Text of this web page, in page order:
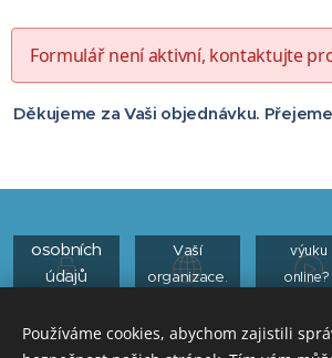
Formulář není aktivní, kontaktujte
Děkujeme za Vaši objednávku.
osobních
údajů
Vaší
organizace.
výuku
online?
Kliknutím na ikonu přejdete
Používáme cookies, abychom zajistili